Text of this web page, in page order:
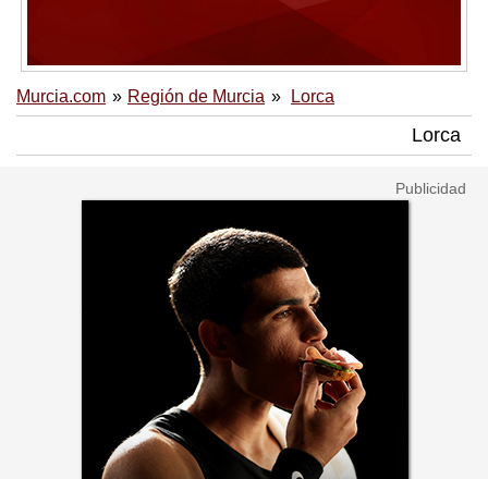
Murcia.com Región de Murcia Lorca
Lorca